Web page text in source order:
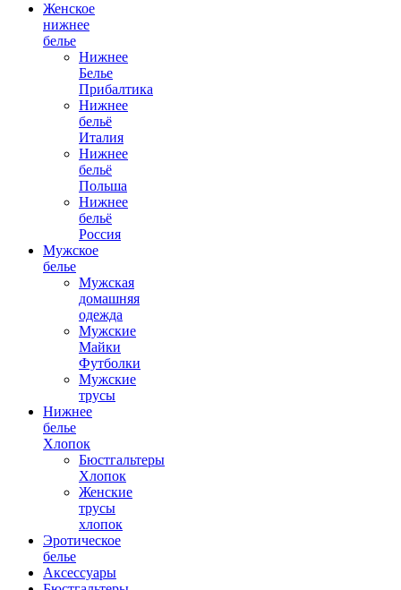
Женское
нижнее
белье
Нижнее
Белье
Прибалтика
Нижнее
бельё
Италия
Нижнее
бельё
Польша
Нижнее
бельё
Россия
Мужское
белье
Мужская
домашняя
одежда
Мужские
Майки
Футболки
Мужские
трусы
Нижнее
белье
Хлопок
Бюстгальтеры
Хлопок
Женские
трусы
хлопок
Эротическое
белье
Аксессуары